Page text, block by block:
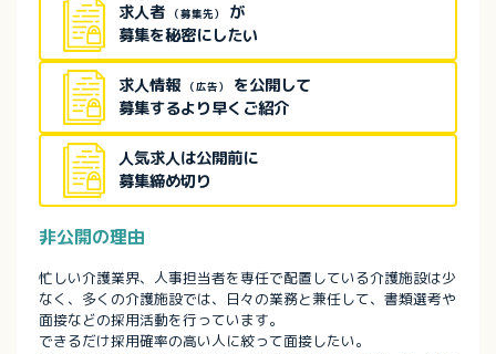
求人者 （募集先）
が
募集を秘密にしたい
求人情報 （広告）
を公開して
募集するより早くご紹介
人気求人は公開前に
募集締め切り
非公開の理由
忙しい介護業界、人事担当者を専任で配置している介護施設は少
なく、多くの介護施設では、日々の業務と兼任して、書類選考や
面接などの採用活動を行っています。
できるだけ採用確率の高い人に絞って面接したい。